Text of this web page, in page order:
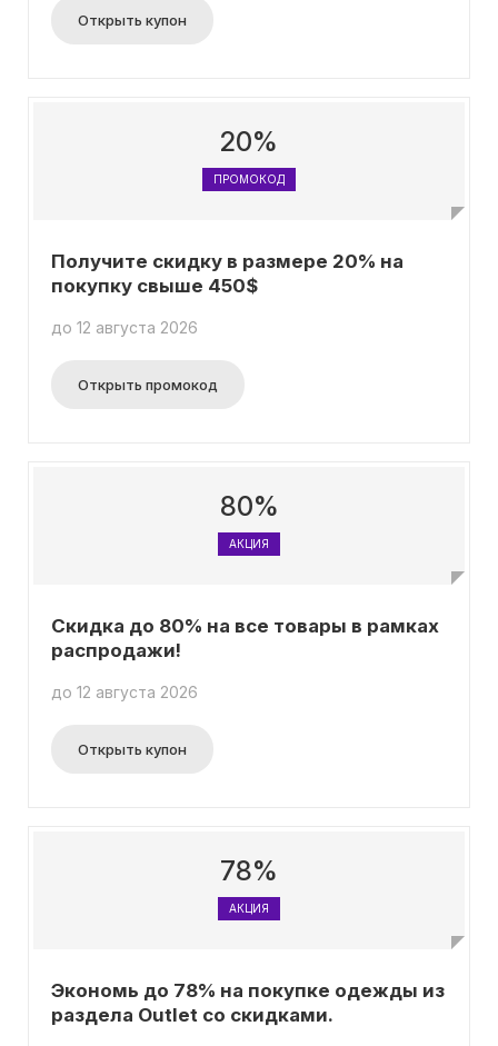
Открыть купон
20%
ПРОМОКОД
Получите скидку в размере 20% на
покупку свыше 450$
до 12 августа 2026
Открыть промокод
80%
АКЦИЯ
Скидка до 80% на все товары в рамках
распродажи!
до 12 августа 2026
Открыть купон
78%
АКЦИЯ
Экономь до 78% на покупке одежды из
раздела Outlet со скидками.